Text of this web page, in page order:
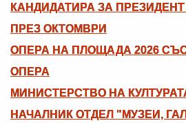
КАНДИДАТИРА ЗА
ПРЕЗ ОКТОМВРИ
ОПЕРА НА ПЛОЩАДА 2026
ОПЕРА
МИНИСТЕРСТВО НА
НАЧАЛНИК ОТДЕЛ "МУЗЕИ,